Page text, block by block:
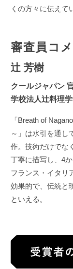
くの方々に伝えて
審査員コ
辻 芳樹
クールジャパン
学校法人辻料理
「Breath of
～」は水引を通し
作。技術だけでな
丁寧に描写し、4
フランス・イタリ
効果的で、伝統と
といえる。